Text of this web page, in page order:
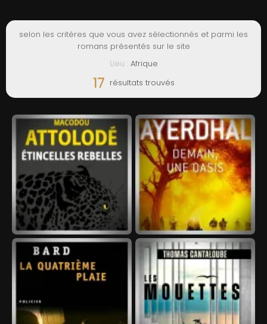
selon les critères que vous avez sélectionnés et parmi les
romans présentés sur le site
Lieu :Afrique
17 résultats trouvés